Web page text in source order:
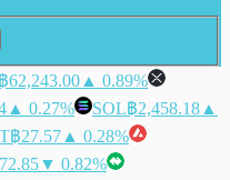
฿62,243.00 ▲ 0.89%
▲ 0.27% SOL฿2,458.18 ▲
฿27.57 ▲ 0.28%
▼ 0.82%